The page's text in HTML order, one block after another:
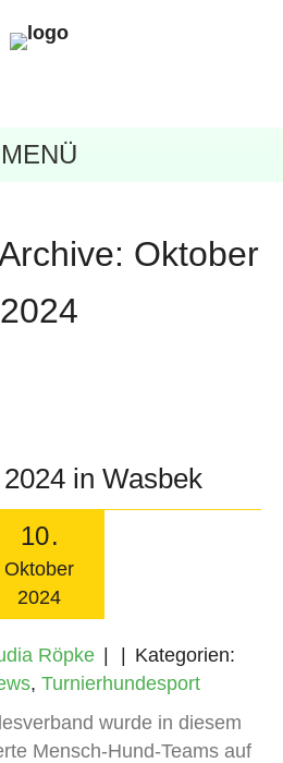
MENÜ
Oktober
2024
in Wasbek
10.
Oktober
2024
Röpke
Kategorien:
, Turnierhundesport
wurde in diesem
Mensch-Hund-Teams auf